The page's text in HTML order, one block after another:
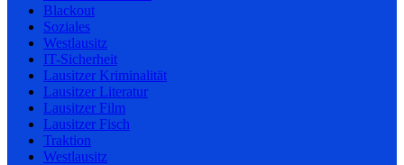
Blackout
Soziales
Westlausitz
IT-Sicherheit
Lausitzer Kriminalität
Lausitzer Literatur
Lausitzer Film
Lausitzer Fisch
Traktion
Westlausitz